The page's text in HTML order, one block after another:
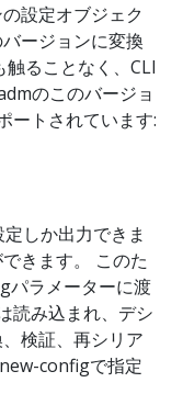
設定オブジェク
ージョンに変換
ることなく、CLI
のこのバージョ
ートされています:
しか出力できま
きます。 このた
パラメーターに渡
読み込まれ、デシ
検証、再シリア
configで指定